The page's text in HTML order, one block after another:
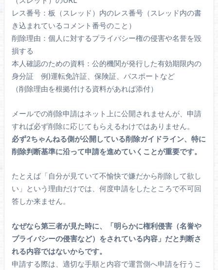
レス番号：板（スレッド）内のレス番号（スレッド内の書
き込まれているコメント番号のこと）
削除理由：個人に対するプライバシー権の侵害や名誉を毀
損する
本人確認のための資料：公的機関が発行した有効期限内の
身分証 例)運転免許証、保険証、パスポートなど
（削除理由を根拠付ける資料があれば添付）
メールでの削除申請はネット上に公開されませんが、申請
すれば必ず削除に応じてもらえるわけではありません。
必ず2ちゃんねる側が公開している削除ガイドライン、特に
削除判断基準に沿って申請を進めていくことが重要です。
たとえば「自分が見ていて不愉快で嫌だから削除して欲し
い」という理由だけでは、何度申請をしたところで不可回
答しか来ません。
なぜなら第三者が見た時に、「明らかに権利侵害（名誉や
プライバシーの侵害など）をされている内容」だと判断さ
れる内容ではないからです。
申請する際は、適切な手順と内容で運営側へ申請を行うこ